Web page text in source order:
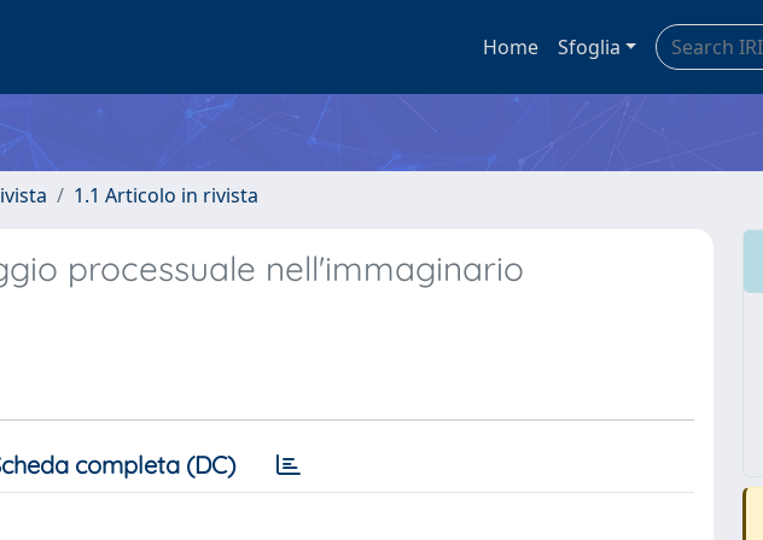
Home Sfoglia
1.1 Articolo in rivista
processuale nell'immaginario
completa (DC)